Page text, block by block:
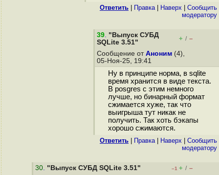
Ответить Правка| Наверх
Cообщить
модератору
39. "Выпуск СУБД
SQLite 3.51"
+ / –
Сообщение от Аноним (4),
05-Ноя-25, 19:41
Ну в принципе норма, в sqlite
время хранится в виде текста.
В posgres с этим немного
лучше, но бинарный формат
сжимается хуже, так что
выигрыша тут никак не
получить. Так хоть бэкапы
хорошо сжимаются.
Ответить Правка| Наверх
Cообщить
модератору
30. "Выпуск СУБД SQLite 3.51" –1 + / –